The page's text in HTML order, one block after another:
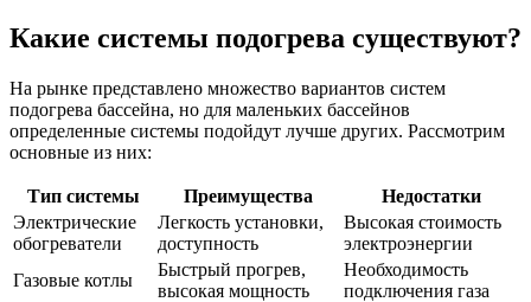
Какие системы подогрева существуют?
На рынке представлено множество вариантов систем
подогрева бассейна, но для маленьких бассейнов
определенные системы подойдут лучше других. Рассмотрим
основные из них:
Тип системы Преимущества
Недостатки
Электрические
обогреватели
Легкость установки,
доступность
Высокая стоимость
электроэнергии
Газовые котлы
Быстрый прогрев,
высокая мощность
Необходимость
подключения газа